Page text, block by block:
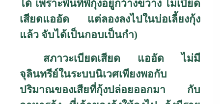
ได้ เพราะพื้นที่พี่กุ้งอยู่กว้างขวาง ไม่เบียด
เสียดแออัด แต่ลองลงไปในบ่อเลี้ยงกุ้ง
แล้ว จับได้เป็นกอบเป็นกำ)
สภาวะเบียดเสียด แออัด ไม่มี
จุลินทรีย์ในระบบนิเวศเพียงพอกับ
ปริมาณของเสียที่กุ้งปล่อยออกมา กับ